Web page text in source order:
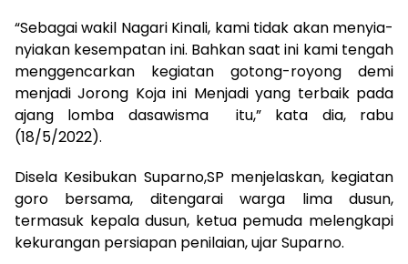
“Sebagai wakil Nagari Kinali, kami tidak akan menyia-
nyiakan kesempatan ini. Bahkan saat ini kami tengah
menggencarkan kegiatan gotong-royong demi
menjadi Jorong Koja ini Menjadi yang terbaik pada
ajang lomba dasawisma itu,” kata dia, rabu
(18/5/2022).
Disela Kesibukan Suparno,SP menjelaskan, kegiatan
goro bersama, ditengarai warga lima dusun,
termasuk kepala dusun, ketua pemuda melengkapi
kekurangan persiapan penilaian, ujar Suparno.